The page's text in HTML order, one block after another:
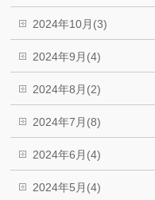
2024年10月(3)
2024年9月(4)
2024年8月(2)
2024年7月(8)
2024年6月(4)
2024年5月(4)